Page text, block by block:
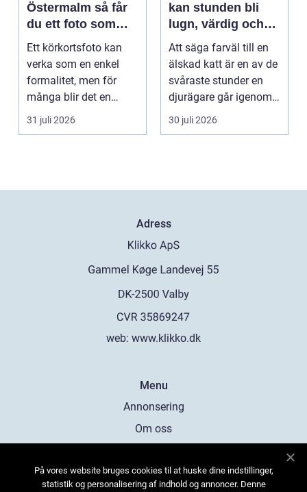
Östermalm så får
du ett foto som
alltid blir godkänt
Ett körkortsfoto kan
verka som en enkel
formalitet, men för
många blir det en
oväntad källa till str...
31 juli 2026
kan stunden bli
lugn, värdig och
trygg
Att säga farväl till en
älskad katt är en av de
svåraste stunder en
djurägare går igenom.
Beslutet o...
30 juli 2026
Adress
web: www.klikko.dk
Menu
Annonsering
Om oss
Kontakta oss
På vores website bruges cookies til at huske dine indstillinger,
statistik og personalisering af indhold og annoncer. Denne